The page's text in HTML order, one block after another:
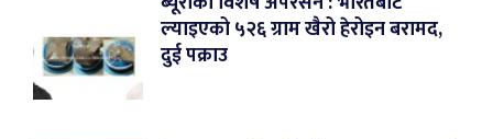
ल्याइएको ५२६ ग्राम खैरो हेरोइन बरामद,
दुई पक्राउ